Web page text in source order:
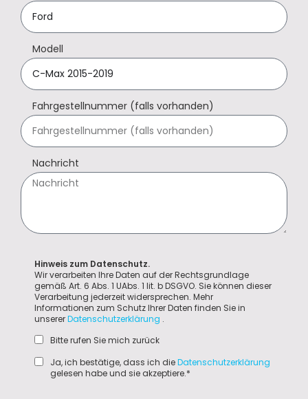
Modell
Fahrgestellnummer (falls vorhanden)
Nachricht
Hinweis zum Datenschutz.
Wir verarbeiten Ihre Daten auf der Rechtsgrundlage
gemäß Art. 6 Abs. 1 UAbs. 1 lit. b DSGVO. Sie können dieser
Verarbeitung jederzeit widersprechen. Mehr
Informationen zum Schutz Ihrer Daten finden Sie in
unsererDatenschutzerklärung .
Bitte rufen Sie mich zurück
Ja, ich bestätige, dass ich dieDatenschutzerklärung
gelesen habe und sie akzeptiere.*